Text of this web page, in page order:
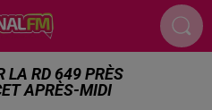
LA RD 649 PRÈS
APRÈS-MIDI